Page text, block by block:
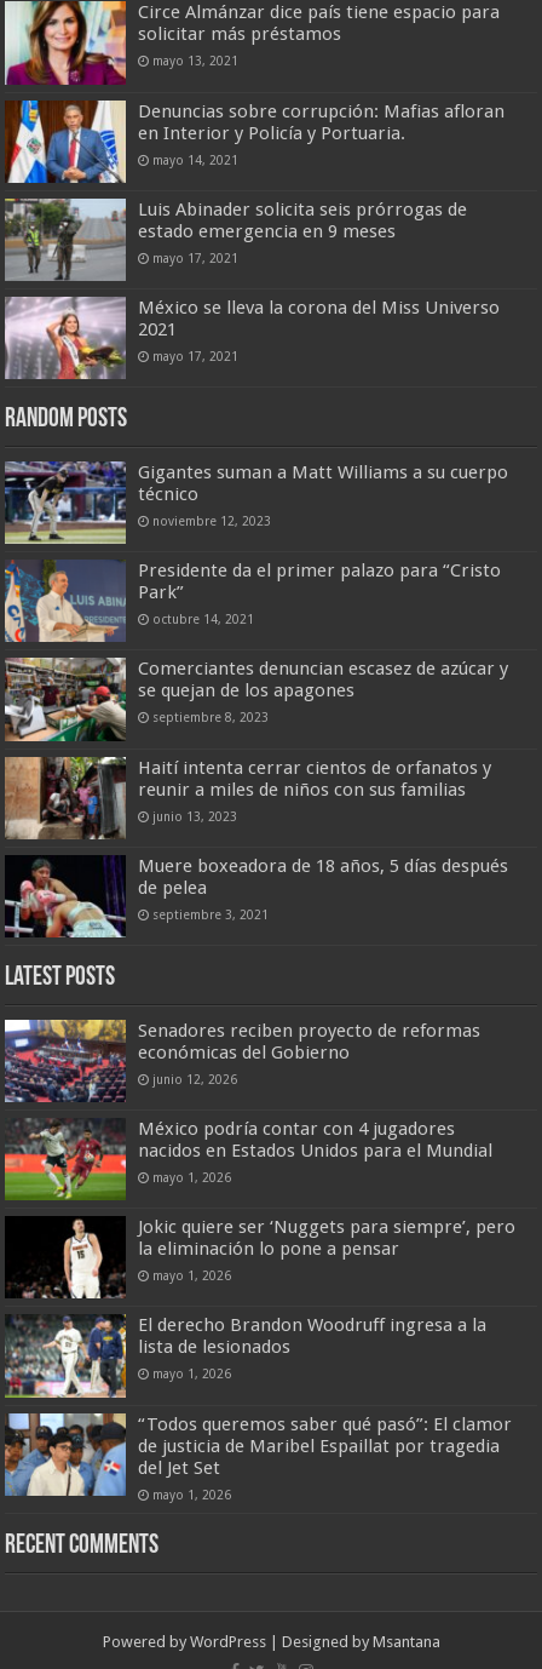
Circe Almánzar dice país tiene espacio para
solicitar más préstamos
mayo 13, 2021
Denuncias sobre corrupción: Mafias afloran
en Interior y Policía y Portuaria.
mayo 14, 2021
Luis Abinader solicita seis prórrogas de
estado emergencia en 9 meses
mayo 17, 2021
México se lleva la corona del Miss Universo
2021
mayo 17, 2021
Random Posts
Gigantes suman a Matt Williams a su cuerpo
técnico
noviembre 12, 2023
Presidente da el primer palazo para “Cristo
Park”
octubre 14, 2021
Comerciantes denuncian escasez de azúcar y
se quejan de los apagones
septiembre 8, 2023
Haití intenta cerrar cientos de orfanatos y
reunir a miles de niños con sus familias
junio 13, 2023
Muere boxeadora de 18 años, 5 días después
de pelea
septiembre 3, 2021
Latest Posts
Senadores reciben proyecto de reformas
económicas del Gobierno
junio 12, 2026
México podría contar con 4 jugadores
nacidos en Estados Unidos para el Mundial
mayo 1, 2026
Jokic quiere ser ‘Nuggets para siempre’, pero
la eliminación lo pone a pensar
mayo 1, 2026
El derecho Brandon Woodruff ingresa a la
lista de lesionados
mayo 1, 2026
“Todos queremos saber qué pasó”: El clamor
de justicia de Maribel Espaillat por tragedia
del Jet Set
mayo 1, 2026
Recent Comments
Powered by WordPress| Designed by Msantana